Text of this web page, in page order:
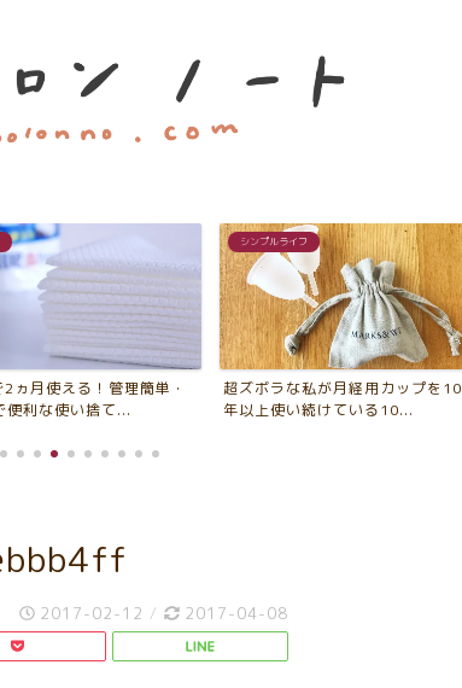
ヵ月使える！管理簡単・
便利な使い捨て...
シンプルライフ
超ズボラな私が月経用カップを10
年以上使い続けている10...
2017-02-12 / 2017-04-08